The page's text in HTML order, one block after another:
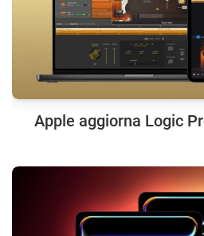
Apple aggiorna Logic